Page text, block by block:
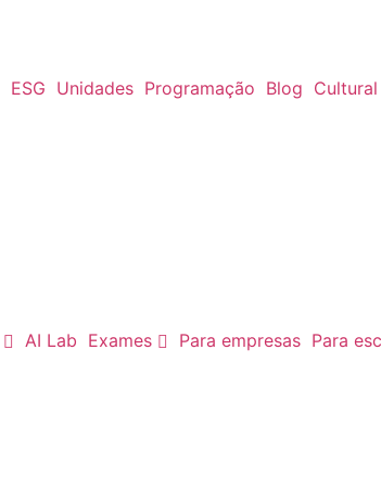
ESG Unidades Programação Blog Cultural
AI Lab Exames Para empresas Para